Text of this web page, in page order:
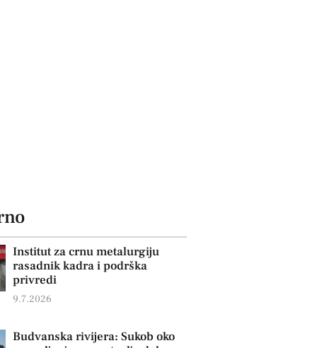
Institut za crnu metalurgiju
rasadnik kadra i podrška
privredi
9.7.2026
Budvanska rivijera: Sukob oko